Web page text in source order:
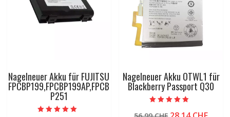
Nagelneuer Akku für FUJITSU
FPCBP199,FPCBP199AP,FPCB
P251
Nagelneuer Akku OTWL1 für
Blackberry Passport Q30
4.50